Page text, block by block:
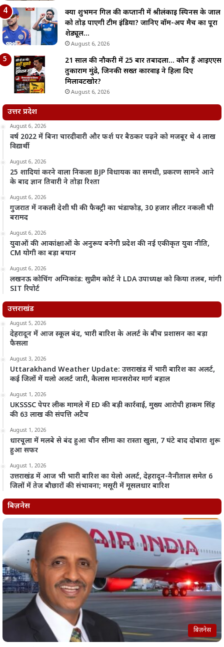
क्या शुभमन गिल की कप्तानी में श्रीलंकाई स्पिनर्स के जाल
को तोड़ पाएगी टीम इंडिया? जानिए वॉर्म-अप मैच का पूरा
शेड्यूल…
August 6, 2026
21 साल की नौकरी में 25 बार तबादला… कौन हैं आईएएस
तुकाराम मुंढे, जिनकी सख्त कार्रवाई ने हिला दिए
मिलावटखोर?
August 6, 2026
उत्तर प्रदेश
August 6, 2026
वर्ष 2022 में बिना चारदीवारी और फर्श पर बैठकर पढ़ने को मजबूर थे 4 लाख
विद्यार्थी
August 6, 2026
25 शादियां करने वाला निकला BJP विधायक का समधी, प्रकरण सामने आने
के बाद ज्ञान तिवारी ने तोड़ा रिश्ता
August 6, 2026
गुजरात में नकली देशी घी की फैक्ट्री का भंडाफोड़, 30 हजार लीटर नकली घी
बरामद
August 6, 2026
युवाओं की आकांक्षाओं के अनुरूप बनेगी प्रदेश की नई एकीकृत युवा नीति,
CM योगी का बड़ा बयान
August 6, 2026
लखनऊ कोचिंग अग्निकांड: सुप्रीम कोर्ट ने LDA उपाध्यक्ष को किया तलब, मांगी
SIT रिपोर्ट
उत्तराखंड
August 5, 2026
देहरादून में आज स्कूल बंद, भारी बारिश के अलर्ट के बीच प्रशासन का बड़ा
फैसला
August 3, 2026
Uttarakhand Weather Update: उत्तराखंड में भारी बारिश का अलर्ट,
कई जिलों में यलो अलर्ट जारी, कैलास मानसरोवर मार्ग बहाल
August 1, 2026
UKSSSC पेपर लीक मामले में ED की बड़ी कार्रवाई, मुख्य आरोपी हाकम सिंह
की 63 लाख की संपत्ति अटैच
August 1, 2026
धारचूला में मलबे से बंद हुआ चीन सीमा का रास्ता खुला, 7 घंटे बाद दोबारा शुरू
हुआ सफर
August 1, 2026
उत्तराखंड में आज भी भारी बारिश का येलो अलर्ट, देहरादून-नैनीताल समेत 6
जिलों में तेज बौछारों की संभावना; मसूरी में मूसलधार बारिश
बिज़नेस
बिज़नेस